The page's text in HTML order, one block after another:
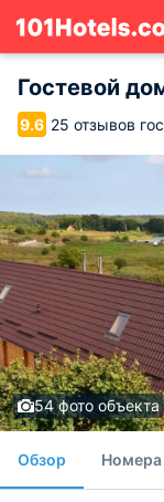
Гостевой
9.6 25 отзывов
54 фото объекта
Обзор Номера